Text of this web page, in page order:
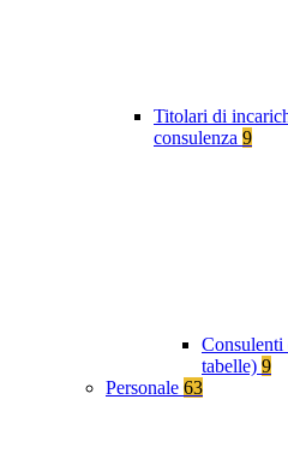
Titolari di
consulenza 9
Consulenti
tabelle) 9
Personale 63